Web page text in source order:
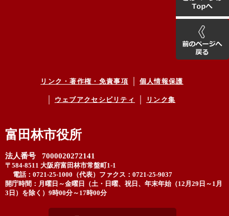
リンク・著作権・免責事項 個人情報保護
ウェブアクセシビリティ リンク集
富田林市役所
法人番号 7000020272141
〒584-8511 大阪府富田林市常盤町1-1
電話：0721-25-1000（代表） ファクス：0721-25-9037
開庁時間：月曜日～金曜日（土・日曜、祝日、年末年始（12月29日～1月
3日）を除く）9時00分～17時00分